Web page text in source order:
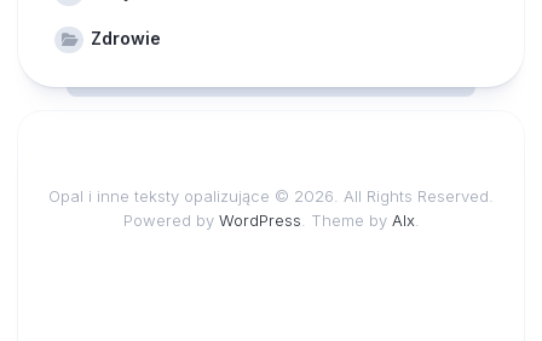
Zdrowie
Opal i inne teksty opalizujące © 2026. All Rights Reserved.
Powered by WordPress . Theme by Alx